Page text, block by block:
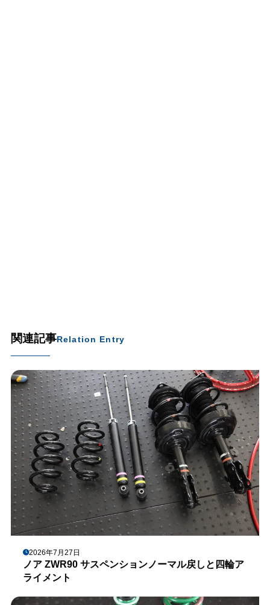
関連記事Relation Entry
2026年7月27日
ノア ZWR90 サスペンションノーマル戻しと四輪ア
ライメント